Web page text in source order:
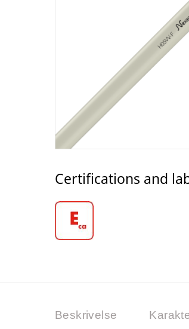
Certifications and
Beskrivelse